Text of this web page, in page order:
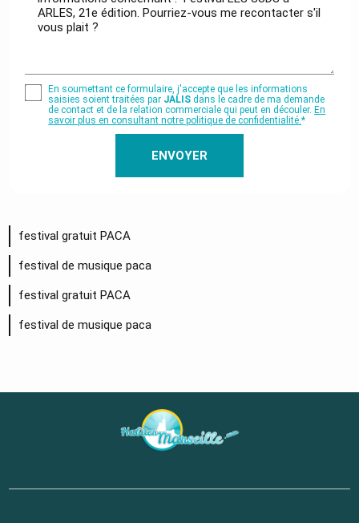
En soumettant ce formulaire, j'accepte que les informations
saisies soient traitées par JALIS dans le cadre de ma demande
de contact et de la relation commerciale qui peut en découler. En
savoir plus en consultant notre politique de confidentialité.*
festival gratuit PACA
festival de musique paca
festival gratuit PACA
festival de musique paca